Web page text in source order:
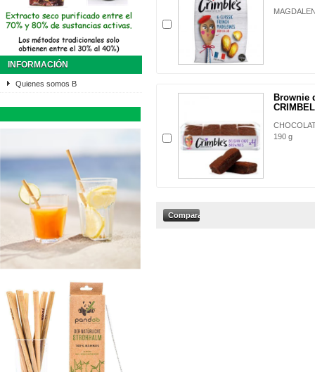
INFORMACIÓN
Quienes somos B
Brownie
190 g